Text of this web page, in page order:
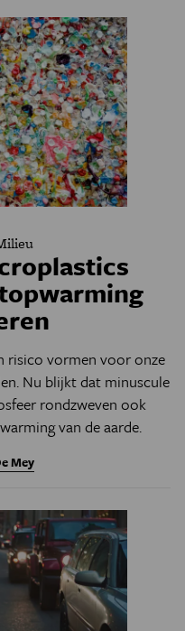
risico vormen voor onze
Nu blijkt dat minuscule
rondzweven ook
van de aarde.
Mey